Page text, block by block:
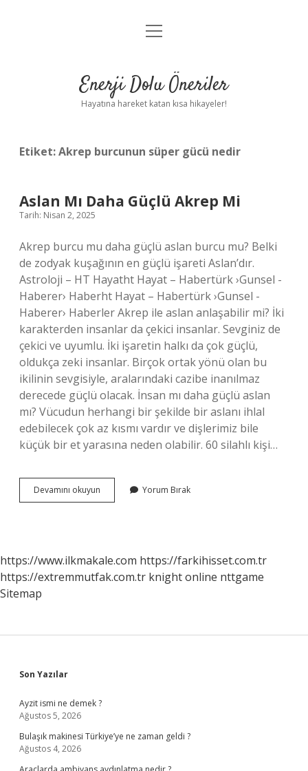
Anasayfa
Yasal Uyarı
menüyü
Enerji Dolu Öneriler
Hayatına hareket katan kısa hikayeler!
Etiket:Akrep burcunun süper gücü nedir
Aslan Mı Daha Güçlü Akrep Mi
Tarih: Nisan 2, 2025
Akrep burcu mu daha güçlü aslan burcu mu? Belki
de zodyak kuşağının en güçlü işareti Aslan’dır.
Astroloji – HT Hayatht Hayat – Habertürk ›Gunsel -
Haberer› Haberht Hayat – Habertürk ›Gunsel -
Haberer› Haberler Akrep ile aslan anlaşabilir mi? İki
karakterden insanlar da çekici insanlar. Sevginiz de
çekici ve uyumlu. İki işaretin halkı da çok güçlü,
oldukça zeki insanlar. Birçok ortak yönü olan bu
ikilinin sevgisiyle, aralarındaki cazibe inanılmaz
derecede güçlü olacak. İnsan mı daha güçlü aslan
mı? Vücudun herhangi bir şekilde bir aslanı ihlal
edebilecek çok az kısmı vardır ve dişlerimiz bile
küçük bir et yarasına neden olabilir. 60 silahlı kişi…
Devamını okuyun
Mı
Yorum Bırak
https://www.ilkmakale.com https://farkihisset.com.tr
https://extremmutfak.com.tr knight online nttgame
Sitemap
Sidebar
Son Yazılar
Ayzit ismi ne demek ?
Ağustos 5, 2026
Bulaşık makinesi Türkiye’ye ne zaman geldi ?
Ağustos 4, 2026